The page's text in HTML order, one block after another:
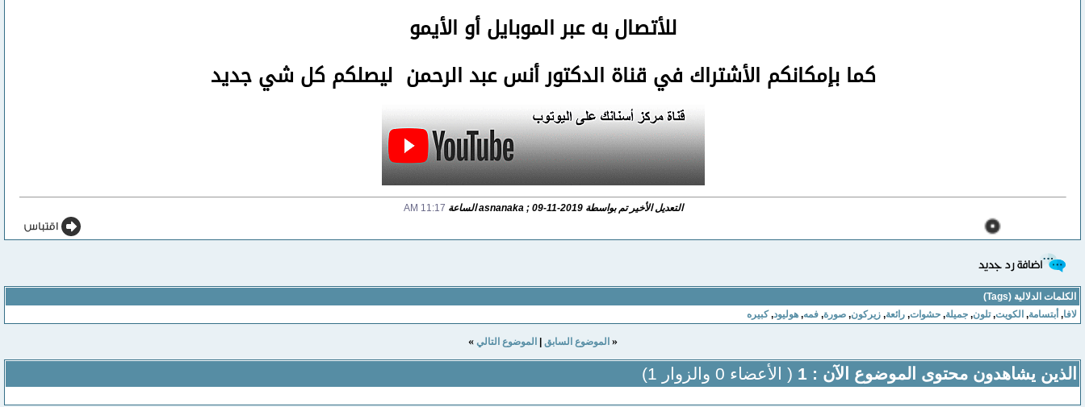
للأتصالبه عبر الموبايل أو الأيمو
كما بإمكانكم الأشتراك في قناة الدكتور أنس عبد الرحمن ليصلكم كل شي جديد
التعديل الأخير تم بواسطة asnanaka ; 09-11-2019 الساعة 11:17 AM
الكلمات الدلالية (Tags)
لافا, أبتسامة, الكويت,تلون, جميلة, حشوات, رائعة, زيركون, صورة, فمه, هوليود,كبيره
« الموضوع السابق الموضوع التالي »
الذين يشاهدون محتوى الموضوع الآن : 1 ( الأعضاء 0 والزوار 1)